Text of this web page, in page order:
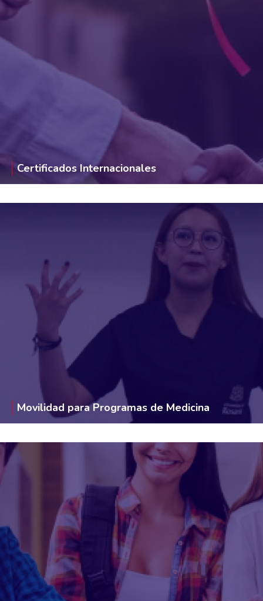
Certificados Internacionales
Movilidad para Programas de Medicina